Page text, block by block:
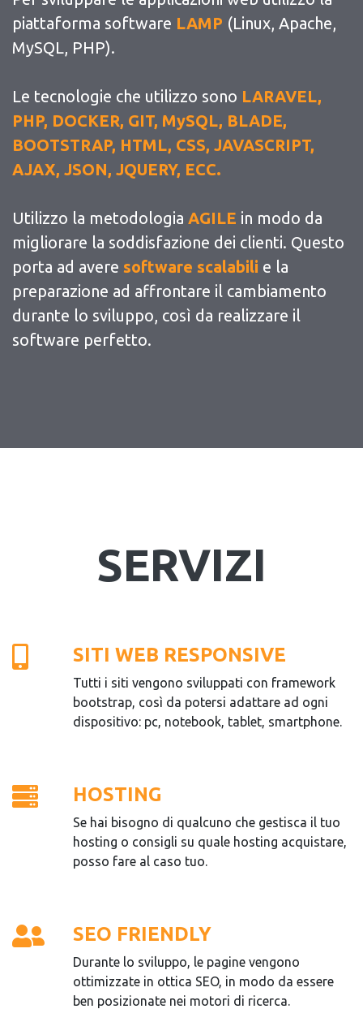
piattaforma software LAMP (Linux, Apache,
MySQL, PHP).
Le tecnologie che utilizzo sono LARAVEL,
PHP, DOCKER, GIT, MySQL, BLADE,
BOOTSTRAP, HTML, CSS, JAVASCRIPT,
AJAX, JSON, JQUERY, ECC.
Utilizzo la metodologia AGILE in modo da
migliorare la soddisfazione dei clienti. Questo
porta ad avere software scalabili e la
preparazione ad affrontare il cambiamento
durante lo sviluppo, così da realizzare il
software perfetto.
SERVIZI
SITI WEB RESPONSIVE
Tutti i siti vengono sviluppati con framework
bootstrap, così da potersi adattare ad ogni
dispositivo: pc, notebook, tablet, smartphone.
HOSTING
Se hai bisogno di qualcuno che gestisca il tuo
hosting o consigli su quale hosting acquistare,
posso fare al caso tuo.
SEO FRIENDLY
Durante lo sviluppo, le pagine vengono
ottimizzate in ottica SEO, in modo da essere
ben posizionate nei motori di ricerca.